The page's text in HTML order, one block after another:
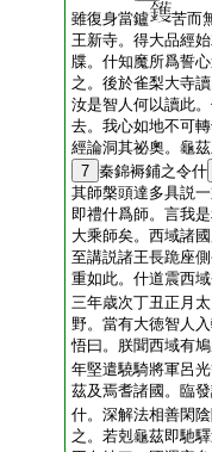
雖復身當鑪
苦而
王新寺。得大品經
牒。什知魔所爲誓
之。後於雀梨大寺
汝是智人何以讀此
去。我心如地不可
經論洞其祕奧。龜
7 秦錦褥鋪之令什
其師槃頭達多具説
即禮什爲師。言我
大乘師矣。西域諸
至講説諸王長跪座
重如此。什道震西
三年歳次丁丑正月
野。當有大徳智人
悟曰。朕聞西域有
年堅遣驍騎將軍呂
茲及焉耆諸國。臨
什。深解法相善閑
之。若剋龜茲即馳